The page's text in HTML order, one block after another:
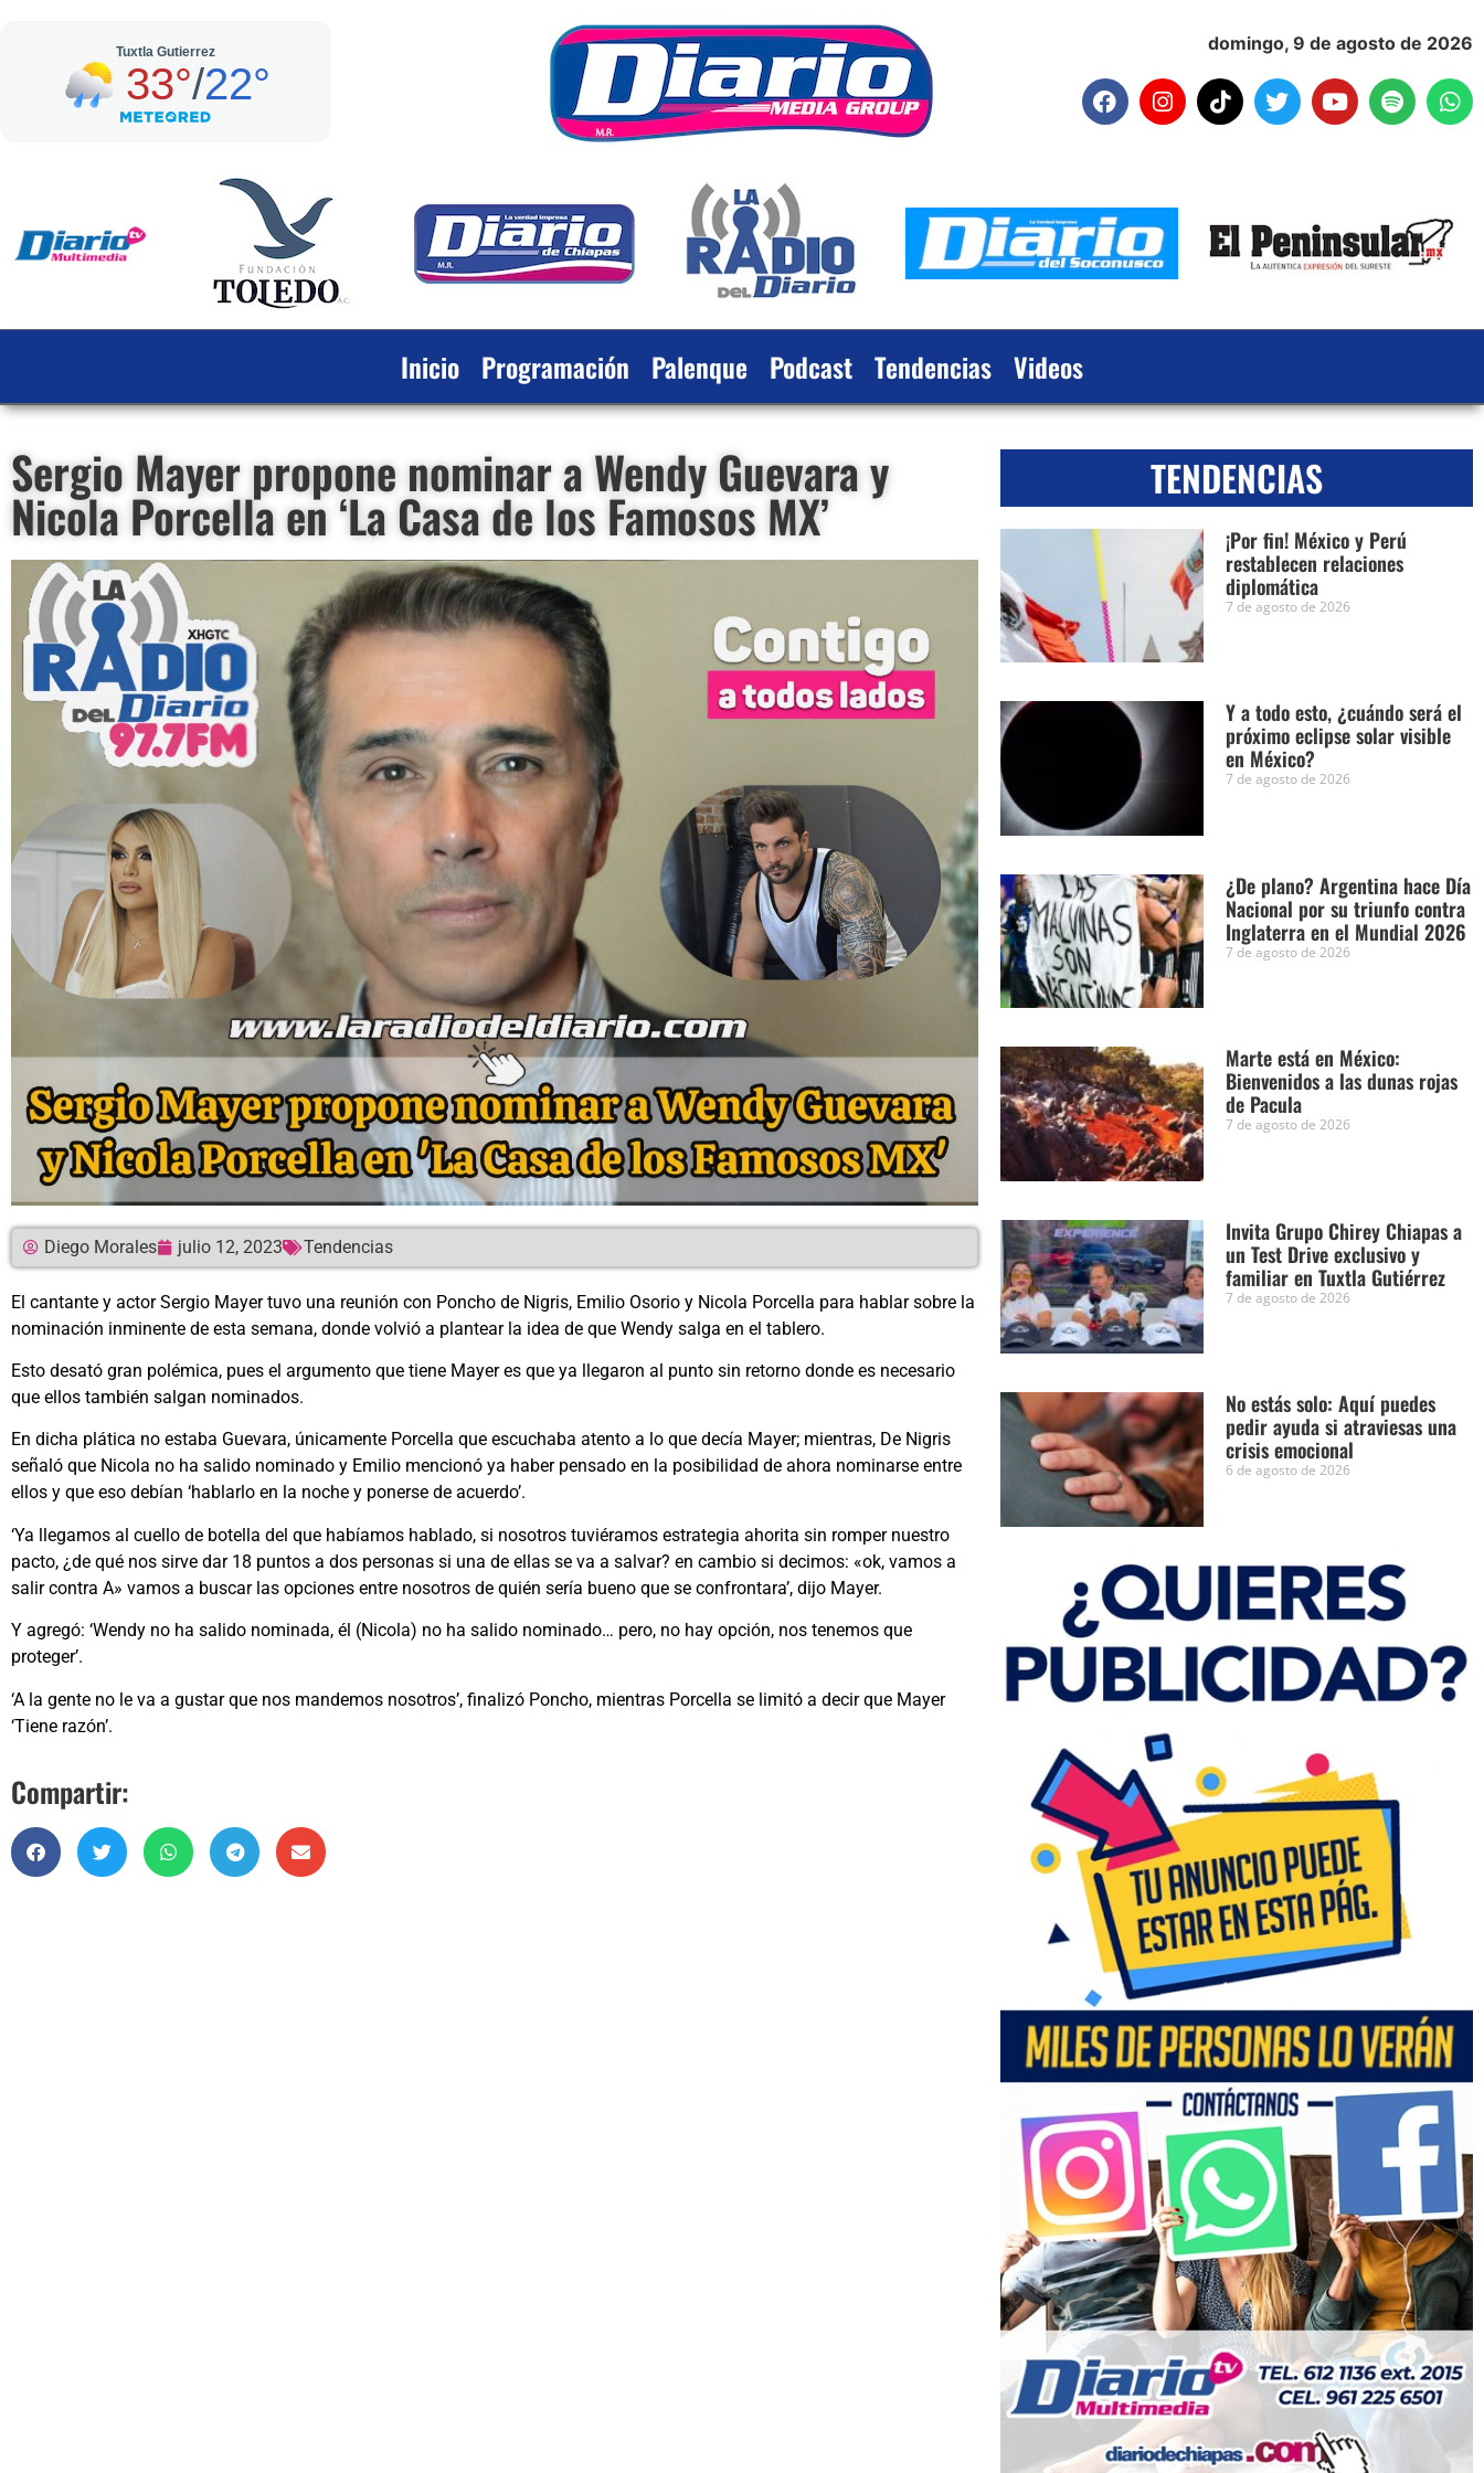
domingo, 9 de agosto de 2026
Inicio Programación Palenque Podcast Tendencias Videos
Sergio Mayer propone nominar a Wendy Guevara y
Nicola Porcella en ‘La Casa de los Famosos MX’
Diego Morales julio 12, 2023 Tendencias
El cantante y actor Sergio Mayer tuvo una reunión con Poncho de Nigris, Emilio Osorio y Nicola Porcella para hablar sobre la
nominación inminente de esta semana, donde volvió a plantear la idea de que Wendy salga en el tablero.
Esto desató gran polémica, pues el argumento que tiene Mayer es que ya llegaron al punto sin retorno donde es necesario
que ellos también salgan nominados.
En dicha plática no estaba Guevara, únicamente Porcella que escuchaba atento a lo que decía Mayer; mientras, De Nigris
señaló que Nicola no ha salido nominado y Emilio mencionó ya haber pensado en la posibilidad de ahora nominarse entre
ellos y que eso debían ‘hablarlo en la noche y ponerse de acuerdo’.
‘Ya llegamos al cuello de botella del que habíamos hablado, si nosotros tuviéramos estrategia ahorita sin romper nuestro
pacto, ¿de qué nos sirve dar 18 puntos a dos personas si una de ellas se va a salvar? en cambio si decimos: «ok, vamos a
salir contra A» vamos a buscar las opciones entre nosotros de quién sería bueno que se confrontara’, dijo Mayer.
Y agregó: ‘Wendy no ha salido nominada, él (Nicola) no ha salido nominado… pero, no hay opción, nos tenemos que
proteger’.
‘A la gente no le va a gustar que nos mandemos nosotros’, finalizó Poncho, mientras Porcella se limitó a decir que Mayer
‘Tiene razón’.
Compartir:
TENDENCIAS
¡Por fin! México y Perú
restablecen relaciones
diplomática
7 de agosto de 2026
Y a todo esto, ¿cuándo será el
próximo eclipse solar visible
en México?
7 de agosto de 2026
¿De plano? Argentina hace Día
Nacional por su triunfo contra
Inglaterra en el Mundial 2026
7 de agosto de 2026
Marte está en México:
Bienvenidos a las dunas rojas
de Pacula
7 de agosto de 2026
Invita Grupo Chirey Chiapas a
un Test Drive exclusivo y
familiar en Tuxtla Gutiérrez
7 de agosto de 2026
No estás solo: Aquí puedes
pedir ayuda si atraviesas una
crisis emocional
6 de agosto de 2026